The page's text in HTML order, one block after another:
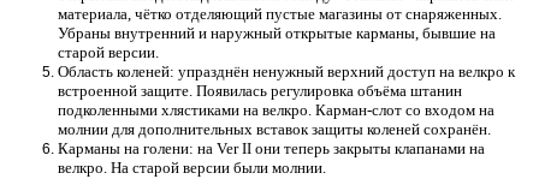
материала, чётко отделяющий пустые магазины от снаряженных.
Убраны внутренний и наружный открытые карманы, бывшие на
старой версии.
Область коленей: упразднён ненужный верхний доступ на велкро к
встроенной защите. Появилась регулировка объёма штанин
подколенными хлястиками на велкро. Карман-слот со входом на
молнии для дополнительных вставок защиты коленей сохранён.
Карманы на голени: на Ver II они теперь закрыты клапанами на
велкро. На старой версии были молнии.